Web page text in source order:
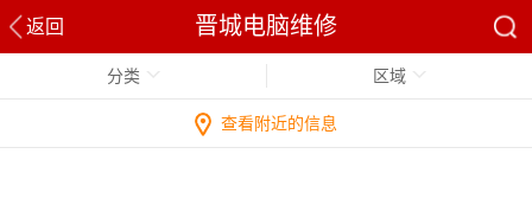
返回 晋城电脑维修
分类 区域
查看附近的信息